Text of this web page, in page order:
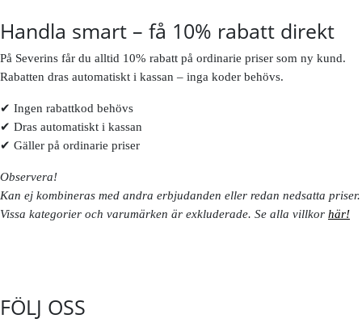
Handla smart – få 10% rabatt direkt
På Severins får du alltid 10% rabatt på ordinarie priser som ny kund.
Rabatten dras automatiskt i kassan – inga koder behövs.
✔ Ingen rabattkod behövs
✔ Dras automatiskt i kassan
✔ Gäller på ordinarie priser
Observera!
Kan ej kombineras med andra erbjudanden eller redan nedsatta priser.
Vissa kategorier och varumärken är exkluderade. Se alla villkor här!
FÖLJ OSS